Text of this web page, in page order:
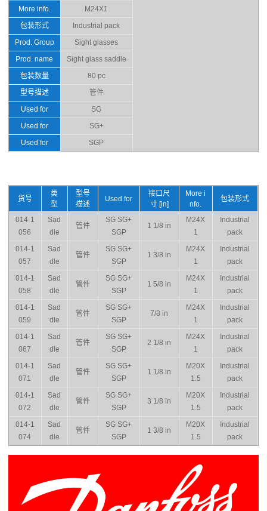
More info.
M24X1
包装形式
Industrial pack
Prod. Group
Sight glasses
Prod. name
Sight glass saddle
包装数量
80 pc
型号描述
管件
Used for
SG
Used for
SG+
Used for
SGP
货号
类
型
型号
描述
Used for
接口尺
寸 [in]
More i
nfo.
包装形式
014-1
056
Sad
dle
管件
SG SG+
SGP
1 1/8 in
M24X
1
Industrial
pack
014-1
057
Sad
dle
管件
SG SG+
SGP
1 3/8 in
M24X
1
Industrial
pack
014-1
058
Sad
dle
管件
SG SG+
SGP
1 5/8 in
M24X
1
Industrial
pack
014-1
059
Sad
dle
管件
SG SG+
SGP
7/8 in
M24X
1
Industrial
pack
014-1
067
Sad
dle
管件
SG SG+
SGP
2 1/8 in
M24X
1
Industrial
pack
014-1
071
Sad
dle
管件
SG SG+
SGP
1 1/8 in
M20X
1.5
Industrial
pack
014-1
072
Sad
dle
管件
SG SG+
SGP
3 1/8 in
M20X
1.5
Industrial
pack
014-1
074
Sad
dle
管件
SG SG+
SGP
1 3/8 in
M20X
1.5
Industrial
pack